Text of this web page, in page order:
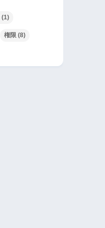
(1)
権限 (8)